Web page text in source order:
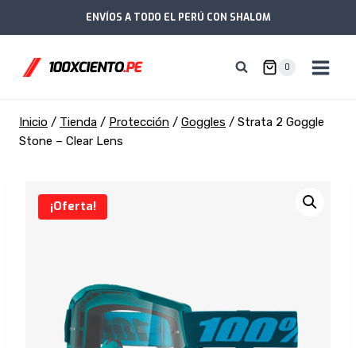
al
ENVÍOS A TODO EL PERÚ CON SHALOM
0
Inicio / Tienda / Protección / Goggles / Strata 2 Goggle
Stone – Clear Lens
¡Oferta!